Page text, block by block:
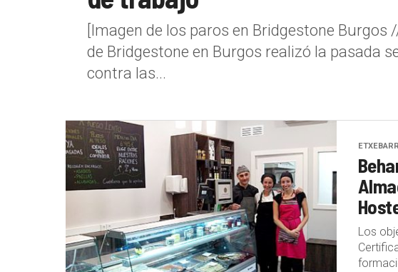
[Imagen de los paros en Bridgestone Burgos
de Bridgestone en Burgos realizó la pasada
contra las...
Los